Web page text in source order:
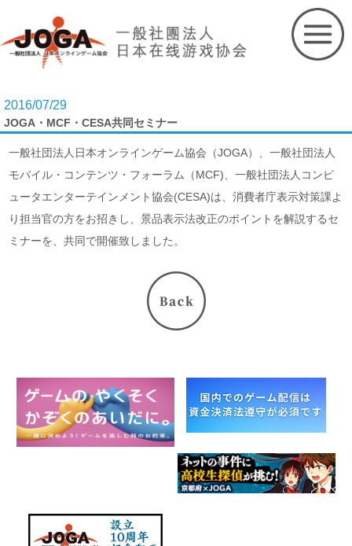
content
2016/07/29
JOGA・MCF・CESA共同セミナー
一般社団法人日本オンラインゲーム協会（JOGA）、一般社団法人
モバイル・コンテンツ・フォーラム（MCF)、一般社団法人コンピ
ュータエンターテインメント協会(CESA)は、消費者庁表示対策課よ
り担当官の方をお招きし、景品表示法改正のポイントを解説するセ
ミナーを、共同で開催致しました。